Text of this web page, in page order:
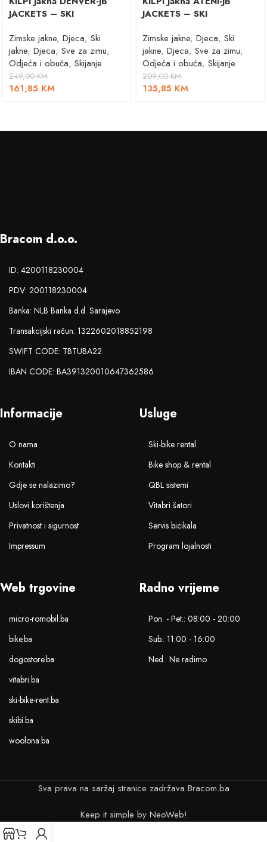
JACKETS – SKI
Zimske jakne, Djeca, Ski
jakne, Djeca, Sve za zimu,
Odjeća i obuća, Skijanje
249,00KM
161,85 KM
JACKETS – SKI
Zimske jakne, Djeca, Ski
jakne, Djeca, Sve za zimu,
Odjeća i obuća, Skijanje
209,00KM
135,85 KM
Bracom d.o.o.
ID: 4200118230004
PDV: 200118230004
Banka: NLB Banka d.d. Sarajevo
Transakcijski račun: 1322602018852198
SWIFT CODE: TBTUBA22
IBAN CODE: BA391320010647362586
Informacije
O nama
Kontakti
Gdje se nalazimo?
Uslovi korištenja
Privatnost i sigurnost
Impressum
Usluge
Ski-bike rental
Bike shop & rental
QBL sistemi
Vitabri šatori
Servis bicikala
Program lojalnosti
Web trgovine
micro-romobil.ba
bike.ba
dogostore.ba
vitabri.ba
ski-bike-rent.ba
skibi.ba
woolona.ba
Radno vrijeme
Pon. - Pet.: 08:00 - 20:00
Sub.: 11:00 - 16:00
Ned.: Ne radimo
Sva prava na saržaj stranice zadržava Bracom.ba
Keep it simple by NeoWeb!